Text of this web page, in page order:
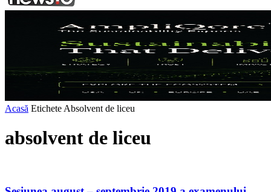
Acasă Etichete Absolvent de liceu
absolvent de liceu